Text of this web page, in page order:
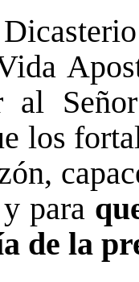
al
los
para
de la